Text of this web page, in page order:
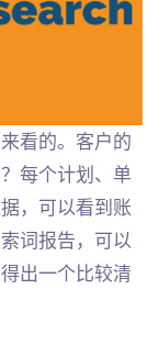
看的。客户的
每个计划、单
，可以看到账
词报告，可以
出一个比较清